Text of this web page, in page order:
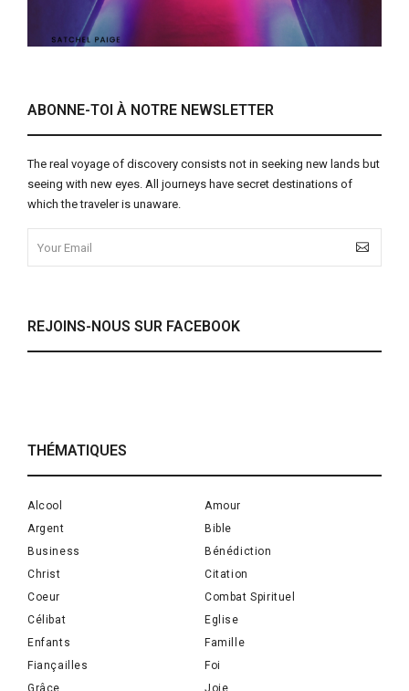
ABONNE-TOI À NOTRE NEWSLETTER
The real voyage of discovery consists not in seeking new lands but
seeing with new eyes. All journeys have secret destinations of
which the traveler is unaware.
REJOINS-NOUS SUR FACEBOOK
THÉMATIQUES
Alcool
Amour
Argent
Bible
Business
Bénédiction
Christ
Citation
Coeur
Combat Spirituel
Célibat
Eglise
Enfants
Famille
Fiançailles
Foi
Grâce
Joie